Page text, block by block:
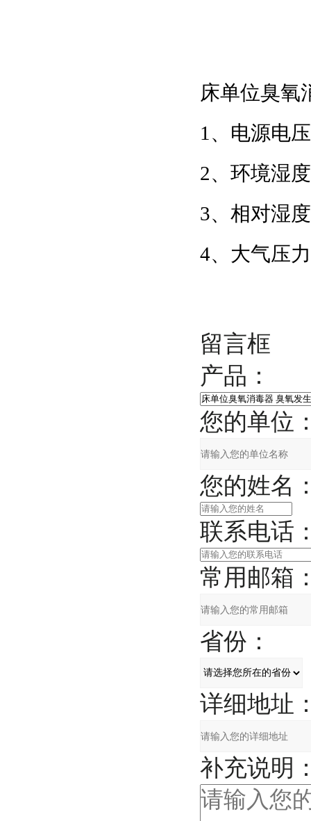
床单位臭氧
1、电源
2、环境湿度
3、相对湿
4、大气压
留言框
产品：
您的单位
您的姓名
联系电话
常用邮箱
省份：
详细地址
补充说明